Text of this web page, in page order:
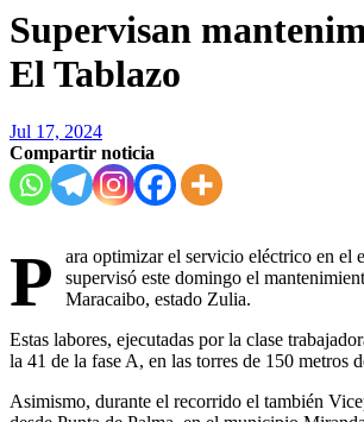
Supervisan
El Tablazo
Jul 17, 2024
Compartir noticia
P
ara optimizar el servicio eléctrico en el
supervisó este domingo el
Maracaibo, estado Zulia.
Estas labores, ejecutadas por la clase
la 41 de la fase A, en las torres de 150 metros
Asimismo, durante el recorrido el también